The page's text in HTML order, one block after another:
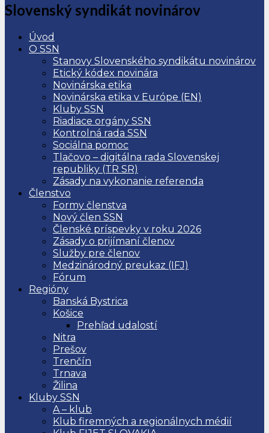
Slovenský syndikát novinárov
Úvod
O SSN
Stanovy Slovenského syndikátu novinárov
Etický kódex novinára
Novinárska etika
Novinárska etika v Európe (EN)
Kluby SSN
Riadiace orgány SSN
Kontrolná rada SSN
Sociálna pomoc
Tlačovo – digitálna rada Slovenskej
republiky (TR SR)
Zásady na vykonanie referenda
Členstvo
Formy členstva
Nový člen SSN
Členské príspevky v roku 2026
Zásady o prijímaní členov
Služby pre členov
Medzinárodný preukaz (IFJ)
Fórum
Regióny
Banská Bystrica
Košice
Prehľad udalostí
Nitra
Prešov
Trenčín
Trnava
Žilina
Kluby SSN
A – klub
Klub firemných a regionálnych médií